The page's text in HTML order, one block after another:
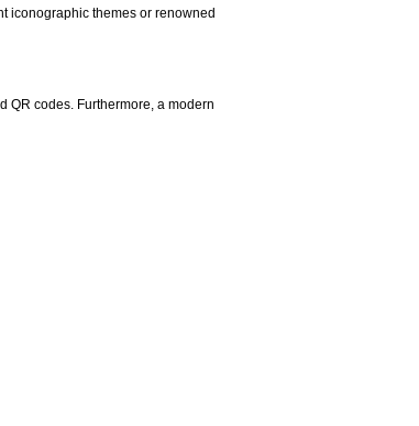
iconographic themes or renowned
QR codes. Furthermore, a modern